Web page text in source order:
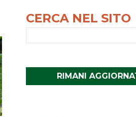
CERCA NEL SITO
RIMANI